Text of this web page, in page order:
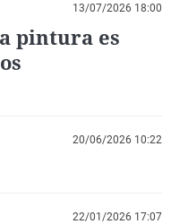
13/07/2026 18:00
pintura es
20/06/2026 10:22
22/01/2026 17:07